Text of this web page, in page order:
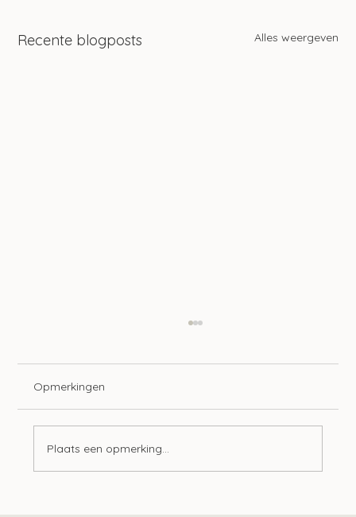
Recente blogposts Alles weergeven
Opmerkingen
Plaats een opmerking...